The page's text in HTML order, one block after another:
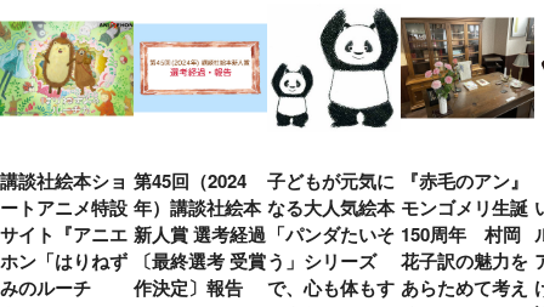
講談社絵本ショ
ートアニメ特設
サイト『アニエ
ホン「はりねず
みのルーチ
第45回（2024
年）講談社絵本
新人賞 選考経過
〔最終選考 受賞
作決定〕報告
子どもが元気に
なる大人気絵本
「パンダたいそ
う」シリーズ
で、心も体もす
『赤毛のアン』
モンゴメリ生誕
150周年 村岡
花子訳の魅力を
あらためて考え